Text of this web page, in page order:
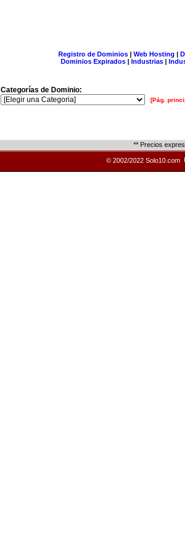
Registro de Dominios| Web Hosting |
Dominios Expirados | Industrias |
Categorías de Dominio:
[Pág.
** Precios
© 2002/2022 Solo10.com